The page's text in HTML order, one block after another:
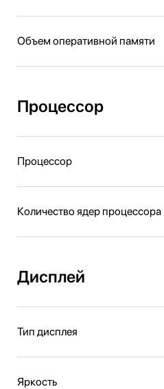
Объем оперативной памяти
Процессор
Процессор
Количество ядер процессора
Дисплей
Тип дисплея
Яркость